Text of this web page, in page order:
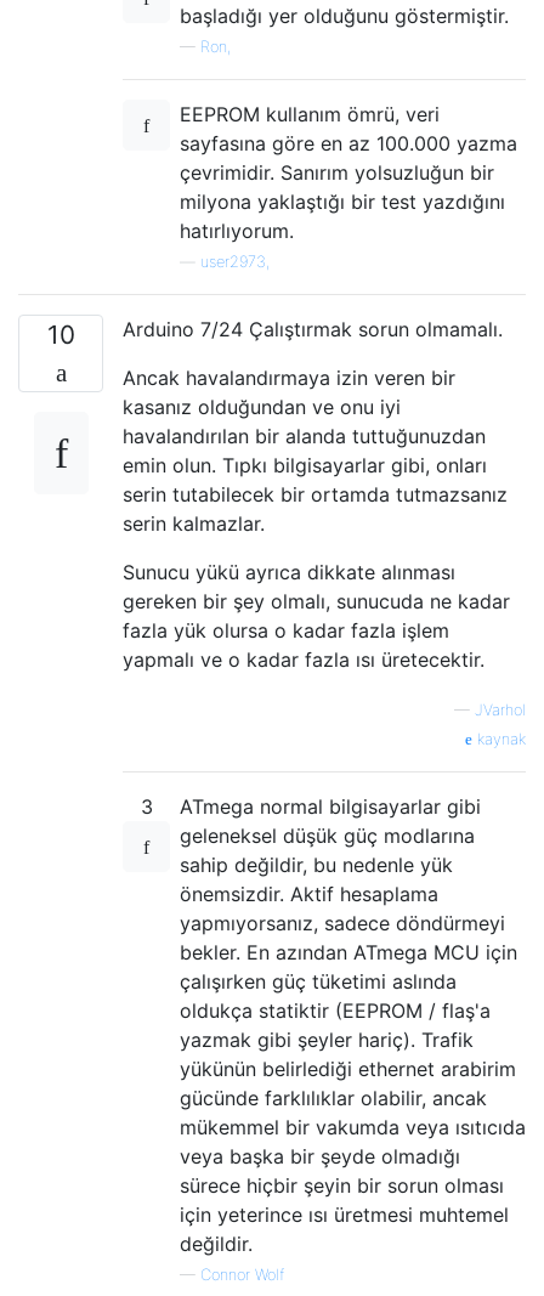
başladığı yer olduğunu göstermiştir.
— Ron,
EEPROM kullanım ömrü, veri
sayfasına göre en az 100.000 yazma
çevrimidir. Sanırım yolsuzluğun bir
milyona yaklaştığı bir test yazdığını
hatırlıyorum.
user2973,
10
Arduino 7/24 Çalıştırmak sorun olmamalı.
Ancak havalandırmaya izin veren bir
kasanız olduğundan ve onu iyi
havalandırılan bir alanda tuttuğunuzdan
emin olun. Tıpkı bilgisayarlar gibi, onları
serin tutabilecek bir ortamda tutmazsanız
serin kalmazlar.
Sunucu yükü ayrıca dikkate alınması
gereken bir şey olmalı, sunucuda ne kadar
fazla yük olursa o kadar fazla işlem
yapmalı ve o kadar fazla ısı üretecektir.
— JVarhol
kaynak
3
ATmega normal bilgisayarlar gibi
geleneksel düşük güç modlarına
sahip değildir, bu nedenle yük
önemsizdir. Aktif hesaplama
yapmıyorsanız, sadece döndürmeyi
bekler. En azından ATmega MCU için
çalışırken güç tüketimi aslında
oldukça statiktir (EEPROM / flaş'a
yazmak gibi şeyler hariç). Trafik
yükünün belirlediği ethernet arabirim
gücünde farklılıklar olabilir, ancak
mükemmel bir vakumda veya ısıtıcıda
veya başka bir şeyde olmadığı
sürece hiçbir şeyin bir sorun olması
için yeterince ısı üretmesi muhtemel
değildir.
— Connor Wolf